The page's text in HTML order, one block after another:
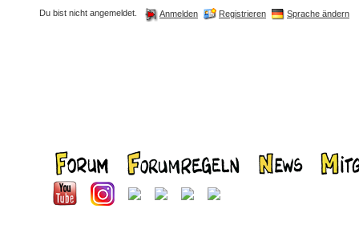
Du bist nicht angemeldet. Anmelden Registrieren Sprache ändern